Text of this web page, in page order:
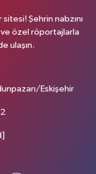
Şehrin nabzını
ve özel röportajlarla
ulaşın.
Eskişehir